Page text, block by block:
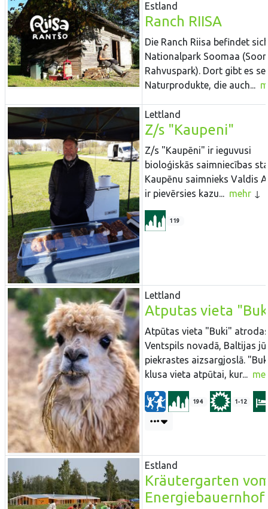
Estland
Ranch RIISA
Die Ranch Riisa befindet
Nationalpark Soomaa
Rahvuspark). Dort gibt es
Naturprodukte, die auch...
Lettland
Z/s "Kaupeni"
Z/s "Kaupēni" ir ieguvusi
bioloģiskās saimniecības
Kaupēnu saimnieks Valdis
ir pievērsies kazu... mehr
119
Lettland
Atputas vieta
Atpūtas vieta "Buki"
Ventspils novadā, Baltijas
piekrastes aizsargjoslā.
klusa vieta atpūtai, kur...
194 1-12
Estland
Kräutergarten
Energiebauernhof